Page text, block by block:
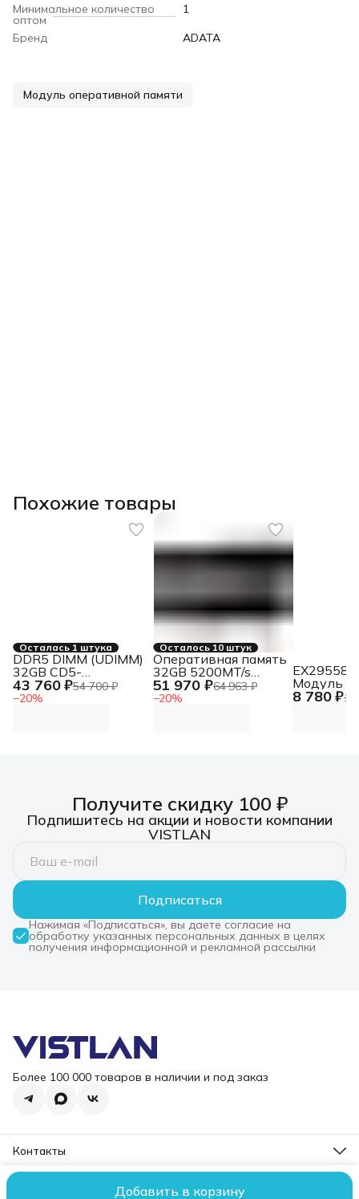
Добавить в корзину
Минимальное количество
оптом
1
Бренд
ADATA
Модуль оперативной памяти
Похожие товары
Осталась 1 штука
43 760 ₽54 700 ₽
−20%
DDR5 DIMM (UDIMM)
32GB CD5-
US32G48M40-01
PC5-38400,
Осталось 10 штук
51 970 ₽64 963 ₽
−20%
Оперативная память
32GB 5200MT/s
DDR5 CL40 DIMM
FURY Beast Black
8 780 ₽
Модуль
HiPower
Получите скидку 100 ₽
Подпишитесь на акции и новости компании
VISTLAN
Подписаться
Нажимая «Подписаться», вы даете согласие на
обработку указанных персональных данных в целях
получения информационной и рекламной рассылки
Более 100 000 товаров в наличии и под заказ
Контакты
Режим работы
2006 – 2026 ООО "ВИСТЛАН". Все права защищены.